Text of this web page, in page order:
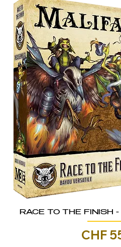
RACE TO THE FINISH
Prezzo
CHF